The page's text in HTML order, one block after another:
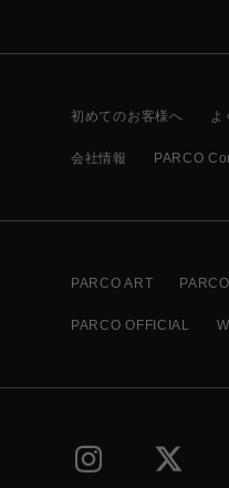
初めてのお客様へ よ
会社情報 PARCO
PARCO ART
PARCO OFFICIAL